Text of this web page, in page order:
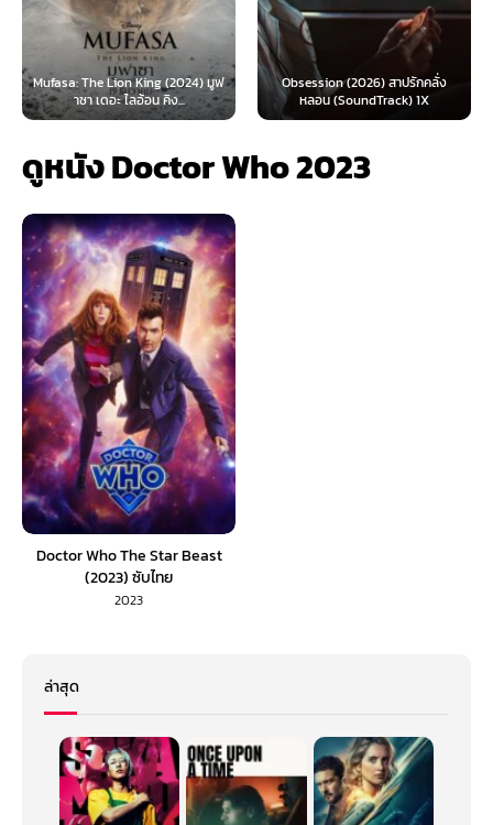
Mufasa: The Lion King (2024) มูฟ
าซา เดอะ ไลอ้อน คิง...
Obsession (2026) สาปรักคลั่ง
หลอน (SoundTrack) 1X
ดูหนัง Doctor Who 2023
Doctor Who The Star Beast
(2023) ซับไทย
2023
ล่าสุด